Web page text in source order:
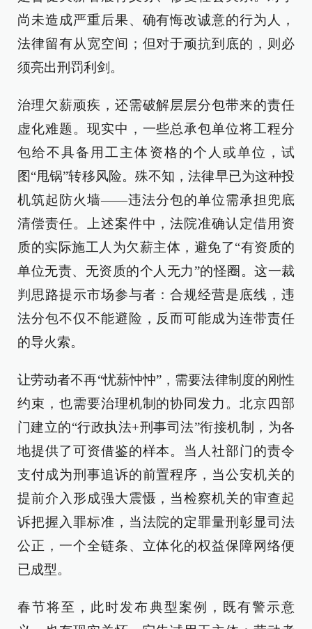
尚未造成严重后果、确有悔改诚意的行为人，
法律留有从宽空间；但对于顽抗到底的，则必
须亮出刑罚利剑。
治理欠薪顽疾，还需破解层层分包带来的责任
虚化难题。现实中，一些总承包单位将工程分
包给不具备用工主体资格的个人或单位，试
图“甩锅”转移风险。殊不知，法律早已为这种投
机筑起防火墙——违法分包的单位需承担兜底
清偿责任。上述案件中，法院准确认定借用资
质的实际施工人为欠薪主体，避免了“有资质的
单位无责、无资质的个人无力”的怪圈。这一裁
判思路提示市场参与者：合规经营是底线，违
法分包不仅不能避险，反而可能成为连带责任
的导火索。
让劳动者不再“忧薪忡忡”，需要法律制度的刚性
约束，也需要治理机制的协同发力。北京四部
门建立的“行政执法+刑事司法”衔接机制，为各
地提供了可资借鉴的样本。当人社部门的责令
支付成为刑事追诉的前置程序，当公安机关的
提前介入形成强大震慑，当检察机关的审查起
诉把握入罪标准，当法院的定罪量刑彰显司法
公正，一个全链条、立体化的权益保障网络便
已成型。
春节将至，此时发布典型案例，既有警示意